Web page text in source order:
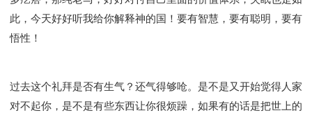
此，今天好好听我给你解释神的国！要有智慧，要有聪明，要有
悟性！
过去这个礼拜是否有生气？还气得够呛。是不是又开始觉得人家
对不起你，是不是有些东西让你很烦躁，如果有的话是把世上的